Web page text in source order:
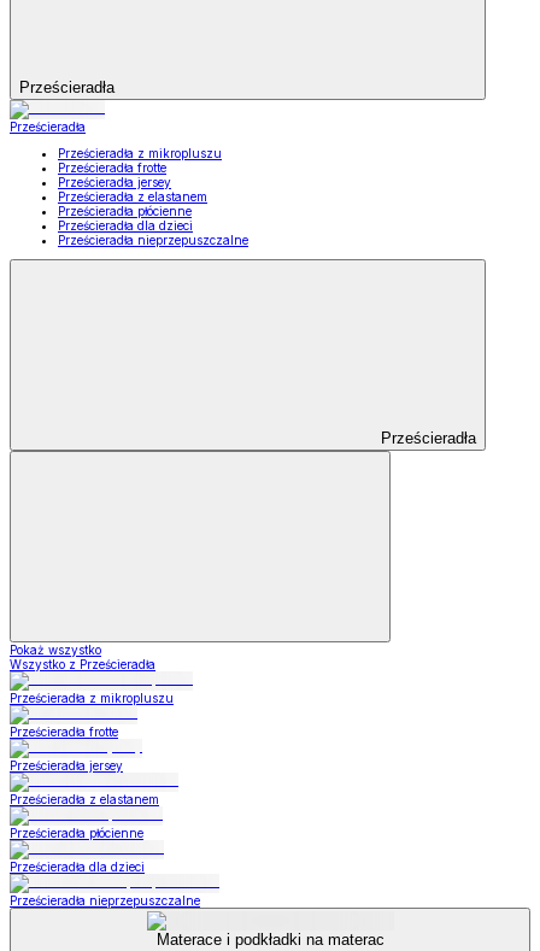
Prześcieradła
Prześcieradła
Prześcieradła z mikropluszu
Prześcieradła frotte
Prześcieradła jersey
Prześcieradła z elastanem
Prześcieradła płócienne
Prześcieradła dla dzieci
Prześcieradła nieprzepuszczalne
Prześcieradła
Pokaż wszystko
Wszystko z Prześcieradła
Prześcieradła z mikropluszu
Prześcieradła frotte
Prześcieradła jersey
Prześcieradła z elastanem
Prześcieradła płócienne
Prześcieradła dla dzieci
Prześcieradła nieprzepuszczalne
Materace i podkładki na materac